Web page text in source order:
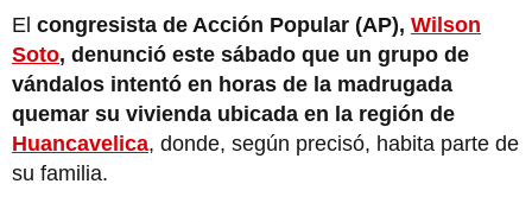
El congresista de Acción Popular (AP), Wilson
Soto, denunció este sábado que un grupo de
vándalos intentó en horas de la madrugada
quemar su vivienda ubicada en la región de
Huancavelica, donde, según precisó, habita parte de
su familia.